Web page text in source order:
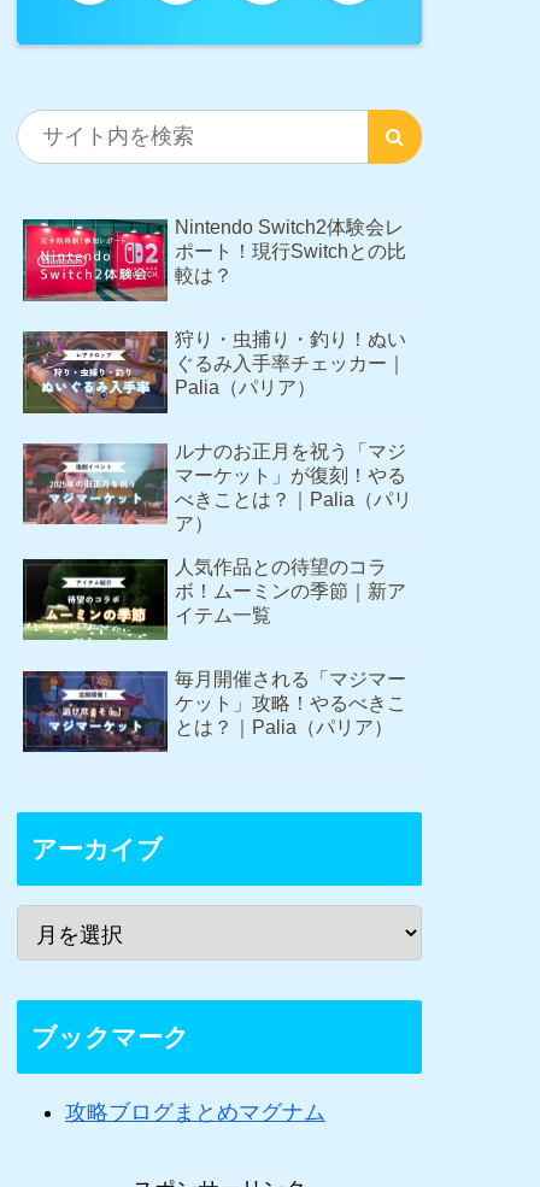
Nintendo Switch2体験会レ
ポート！現行Switchとの比
較は？
狩り・虫捕り・釣り！ぬい
ぐるみ入手率チェッカー｜
Palia（パリア）
ルナのお正月を祝う「マジ
マーケット」が復刻！やる
べきことは？｜Palia（パリ
ア）
人気作品との待望のコラ
ボ！ムーミンの季節｜新ア
イテム一覧
毎月開催される「マジマー
ケット」攻略！やるべきこ
とは？｜Palia（パリア）
アーカイブ
ブックマーク
攻略ブログまとめマグナム